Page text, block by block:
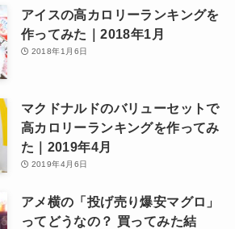
アイスの高カロリーランキングを
作ってみた｜2018年1月
2018年1月6日
マクドナルドのバリューセットで
高カロリーランキングを作ってみ
た｜2019年4月
2019年4月6日
アメ横の「投げ売り爆安マグロ」
ってどうなの？ 買ってみた結